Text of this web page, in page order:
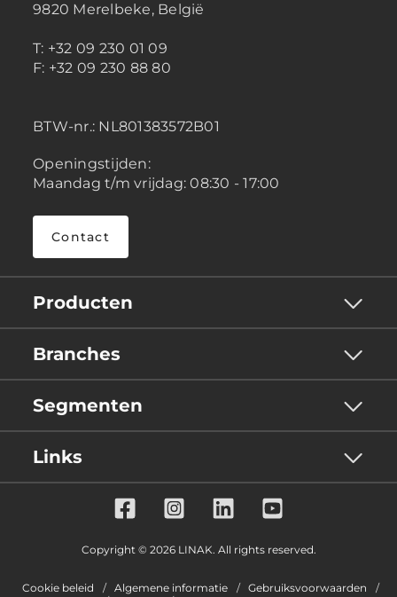
9820 Merelbeke, België
T: +32 09 230 01 09
F: +32 09 230 88 80
BTW-nr.: NL801383572B01
Openingstijden:
Maandag t/m vrijdag: 08:30 - 17:00
Contact
Producten
Branches
Segmenten
Links
Copyright © 2026 LINAK. All rights reserved.
Cookie beleid Algemene informatie
Gebruiksvoorwaarden